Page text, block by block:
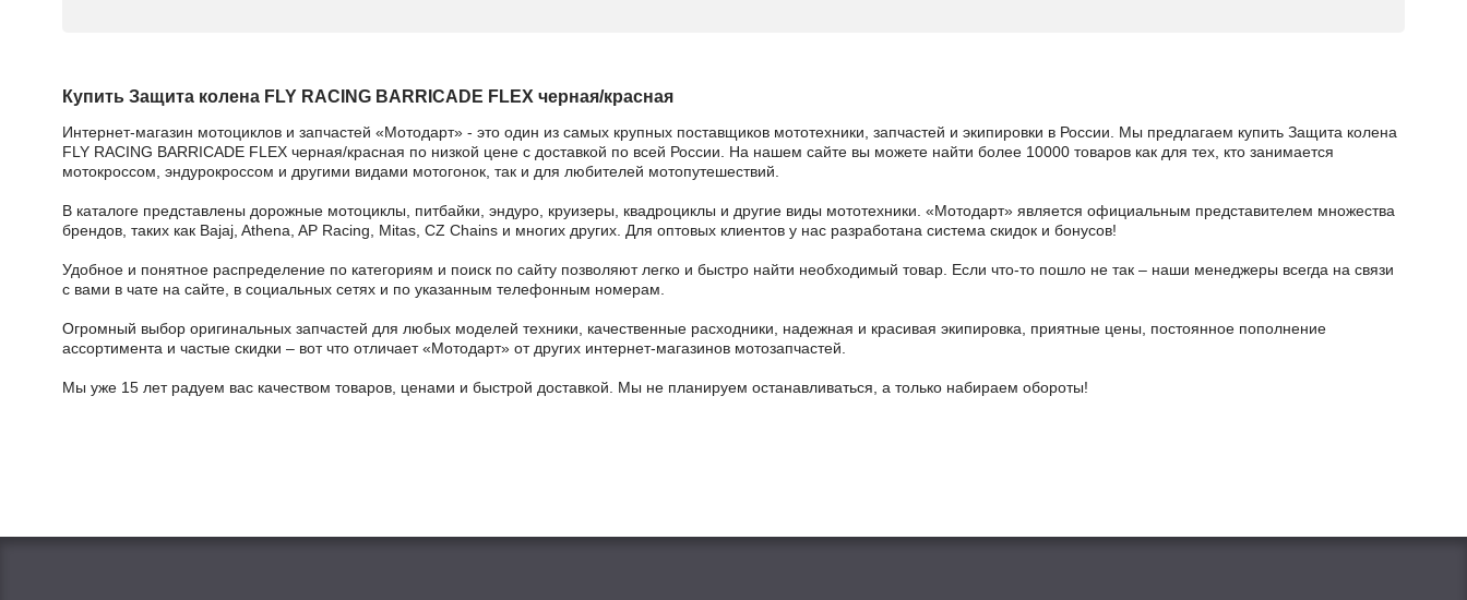
Купить Защита колена FLY RACING BARRICADE FLEX черная/красная
Интернет-магазин мотоциклов и запчастей «Мотодарт» - это один из самых крупных поставщиков мототехники, запчастей и экипировки в России. Мы предлагаем купить Защита колена
FLY RACING BARRICADE FLEX черная/красная по низкой цене с доставкой по всей России. На нашем сайте вы можете найти более 10000 товаров как для тех, кто занимается
мотокроссом, эндурокроссом и другими видами мотогонок, так и для любителей мотопутешествий.
В каталоге представлены дорожные мотоциклы, питбайки, эндуро, круизеры, квадроциклы и другие виды мототехники. «Мотодарт» является официальным представителем множества
брендов, таких как Bajaj, Athena, AP Racing, Mitas, CZ Chains и многих других. Для оптовых клиентов у нас разработана система скидок и бонусов!
Удобное и понятное распределение по категориям и поиск по сайту позволяют легко и быстро найти необходимый товар. Если что-то пошло не так – наши менеджеры всегда на связи
с вами в чате на сайте, в социальных сетях и по указанным телефонным номерам.
Огромный выбор оригинальных запчастей для любых моделей техники, качественные расходники, надежная и красивая экипировка, приятные цены, постоянное пополнение
ассортимента и частые скидки – вот что отличает «Мотодарт» от других интернет-магазинов мотозапчастей.
Мы уже 15 лет радуем вас качеством товаров, ценами и быстрой доставкой. Мы не планируем останавливаться, а только набираем обороты!